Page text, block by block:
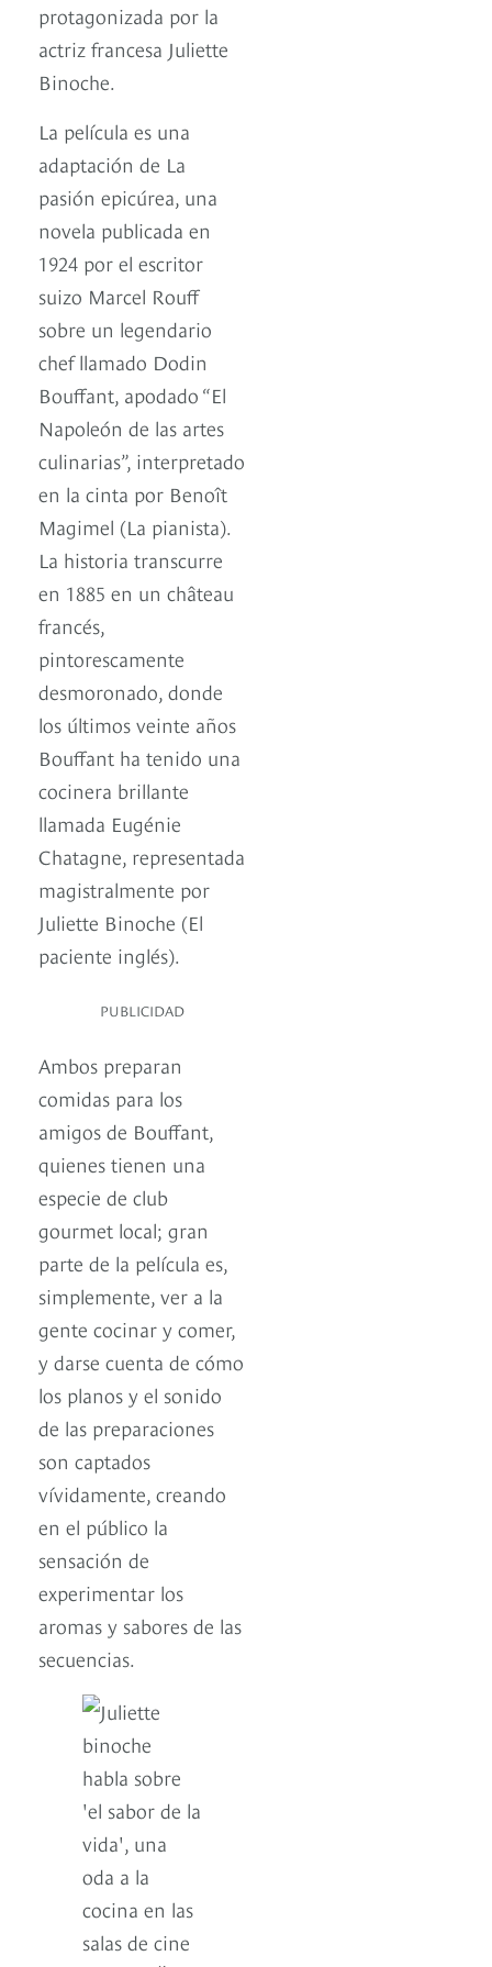
protagonizada por la
actriz francesa Juliette
Binoche.
La película es una
adaptación de La
pasión epicúrea, una
novela publicada en
1924 por el escritor
suizo Marcel Rouff
sobre un legendario
chef llamado Dodin
Bouffant, apodado “El
Napoleón de las artes
culinarias”, interpretado
en la cinta por Benoît
Magimel (La pianista).
La historia transcurre
en 1885 en un château
francés,
pintorescamente
desmoronado, donde
los últimos veinte años
Bouffant ha tenido una
cocinera brillante
llamada Eugénie
Chatagne, representada
magistralmente por
Juliette Binoche (El
paciente inglés).
PUBLICIDAD
Ambos preparan
comidas para los
amigos de Bouffant,
quienes tienen una
especie de club
gourmet local; gran
parte de la película es,
simplemente, ver a la
gente cocinar y comer,
y darse cuenta de cómo
los planos y el sonido
de las preparaciones
son captados
vívidamente, creando
en el público la
sensación de
experimentar los
aromas y sabores de las
secuencias.